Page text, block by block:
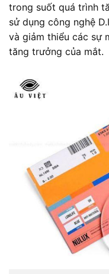
trong suốt quá trình
sử dụng công nghệ
và giảm thiểu các sự
tăng trưởng của mắt.